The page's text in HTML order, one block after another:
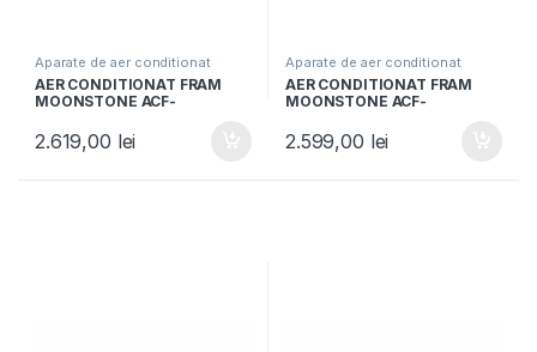
Aparate de aer conditionat
AER CONDITIONAT FRAM
MOONSTONE ACF-
12000BTU, Wi-Fi, Super
ionizare, Functie Breeze
2.619,00 lei
Aparate de aer conditionat
AER CONDITIONAT FRAM
MOONSTONE ACF-
12000BTU, Wi-Fi, Super
ionizare, Functie Breeze
2.599,00 lei